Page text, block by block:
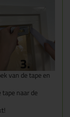
van de tape en
naar de